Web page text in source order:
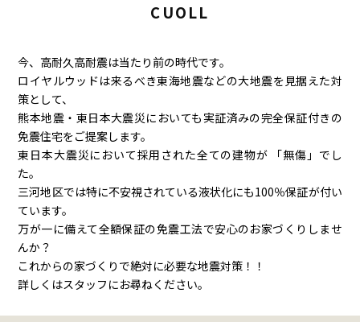
CUOLL
今、高耐久高耐震は当たり前の時代です。
ロイヤルウッドは来るべき東海地震などの大地震を見据えた対
策として、
熊本地震・東日本大震災においても実証済みの完全保証付きの
免震住宅をご提案します。
東日本大震災において採用された全ての建物が 「無傷」でし
た。
三河地区では特に不安視されている液状化にも100％保証が付い
ています。
万が一に備えて全額保証の免震工法で安心のお家づくりしませ
んか？
これからの家づくりで絶対に必要な地震対策！！
詳しくはスタッフにお尋ねください。